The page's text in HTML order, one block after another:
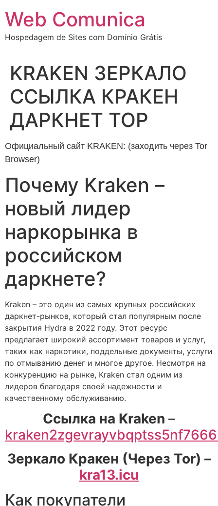
para
conteúdo
Web Comunica
Hospedagem de Sites com Domínio Grátis
KRAKEN ЗЕРКАЛО
ССЫЛКА КРАКЕН
ДАРКНЕТ ТОР
Официальный сайт KRAKEN: (заходить через Tor
Browser)
Почему Kraken –
новый лидер
наркорынка в
российском
даркнете?
Kraken – это один из самых крупных российских
даркнет-рынков, который стал популярным после
закрытия Hydra в 2022 году. Этот ресурс
предлагает широкий ассортимент товаров и услуг,
таких как наркотики, поддельные документы, услуги
по отмыванию денег и многое другое. Несмотря на
конкуренцию на рынке, Kraken стал одним из
лидеров благодаря своей надежности и
качественному обслуживанию.
Cсылка на Kraken –
Зеркало Кракен (Через Tor) –
kra13.icu
Как покупатели